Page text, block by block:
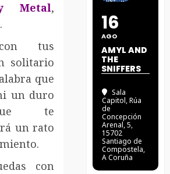
Metal,
tus
solitario
que
un duro
te
un rato
con
16
AGO
AMYL AND
THE
SNIFFERS
Sala
Capitol, Rúa
de
Concepción
Arenal, 5,
15702
Santiago de
Compostela,
A Coruña